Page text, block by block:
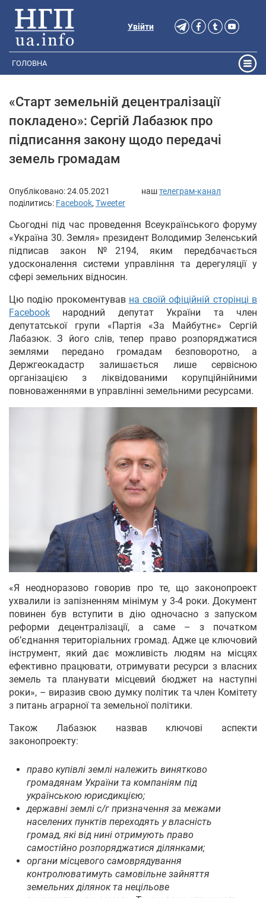
Увійти
ГОЛОВНА
«Старт земельній децентралізації
покладено»: Сергій Лабазюк про
підписання закону щодо передачі
земель громадам
Опубліковано:24.05.2021 наштелеграм-канал
поділитись: Facebook, Tweeter
Сьогодні під час проведення Всеукраїнського форуму
«Україна 30. Земля» президент Володимир Зеленський
підписав закон №2194, яким передбачається
удосконалення системи управління та дерегуляції у
сфері земельних відносин.
Цю подію прокоментував на своїй офіційній сторінці в
Facebook народний депутат України та член
депутатської групи «Партія «За Майбутнє» Сергій
Лабазюк. З його слів, тепер право розпоряджатися
землями передано громадам безповоротно, а
Держгеокадастр залишається лише сервісною
організацією з ліквідованими корупційнійними
повноваженнями в управлінні земельними ресурсами.
«Я неодноразово говорив про те, що законопроект
ухвалили із запізненням мінімум у 3-4 роки. Документ
повинен був вступити в дію одночасно з запуском
реформи децентралізації, а саме – з початком
об’єднання територіальних громад. Адже це ключовий
інструмент, який дає можливість людям на місцях
ефективно працювати, отримувати ресурси з власних
земель та планувати місцевий бюджет на наступні
роки», – виразив свою думку політик та член Комітету
з питань аграрної та земельної політики.
Також Лабазюк назвав ключові аспекти
законопроекту:
право купівлі землі належить винятково
громадянам України та компаніям під
українською юрисдикцією;
державні землі с/г призначення за межами
населених пунктів переходять у власність
громад, які від нині отримують право
самостійно розпоряджатися ділянками;
органи місцевого самоврядування
контролюватимуть самовільне зайняття
земельних ділянок та нецільове